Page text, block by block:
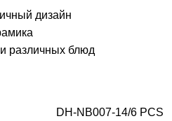
дизайн
различных блюд
DH-NB007-14/6 PCS